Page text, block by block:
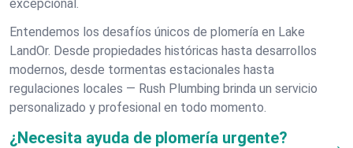
excepcional.
Entendemos los desafíos únicos de plomería en Lake
LandOr. Desde propiedades históricas hasta desarrollos
modernos, desde tormentas estacionales hasta
regulaciones locales — Rush Plumbing brinda un servicio
personalizado y profesional en todo momento.
¿Necesita ayuda de plomería urgente?